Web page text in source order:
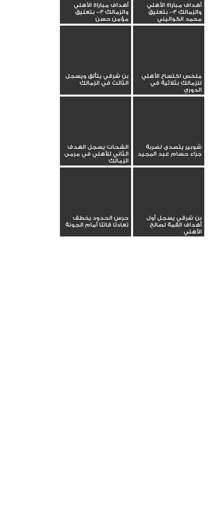
أهداف مباراة الأهلي
والزمالك 3-0 بتعليق
محمد الكواليني
أهداف مباراة الأهلي
والزمالك 3-0 بتعليق
مؤمن حسن
ملخص اكتساح الأهلي
للزمالك بثلاثية في
الدوري
بن شرقي يتألق ويسجل
الثالث في الزمالك
شوبير يتصدى لضربة
جزاء حسام عبد المجيد
الشحات يسجل الهدف
الثاني للأهلي في مرمى
الزمالك
بن شرقي يسجل أول
أهداف القمة لصالح
الأهلي
حرس الحدود يخطف
تعادلًا قاتلًا أمام الجونة